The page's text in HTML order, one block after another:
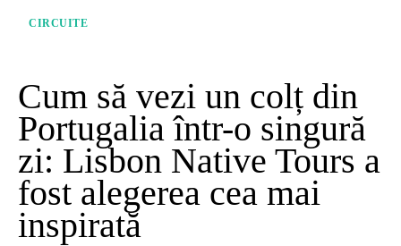
CIRCUITE
Cum să vezi un colț din
Portugalia într-o singură
zi: Lisbon Native Tours a
fost alegerea cea mai
inspirată